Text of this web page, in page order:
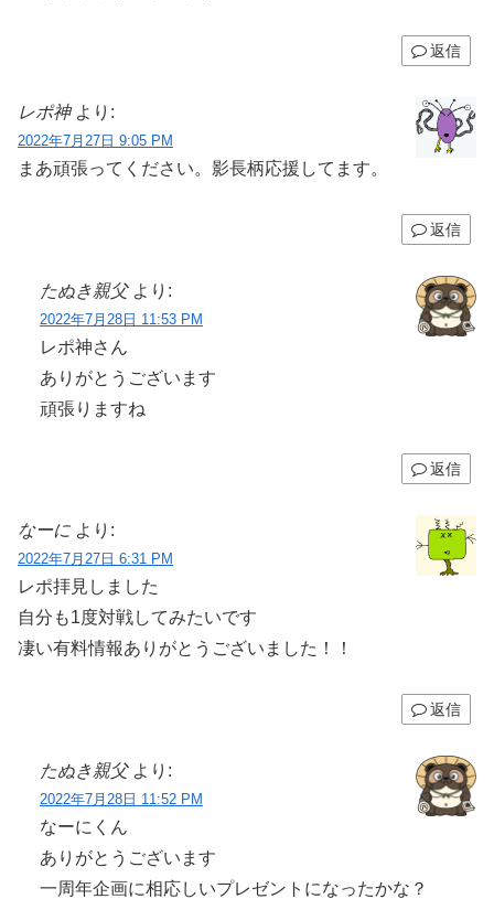
返信
レポ神 より:
2022年7月27日 9:05 PM
まあ頑張ってください。影長柄応援してます。
返信
たぬき親父 より:
2022年7月28日 11:53 PM
レポ神さん
ありがとうございます
頑張りますね
返信
なーに より:
2022年7月27日 6:31 PM
レポ拝見しました
自分も1度対戦してみたいです
凄い有料情報ありがとうございました！！
返信
たぬき親父 より:
2022年7月28日 11:52 PM
なーにくん
ありがとうございます
一周年企画に相応しいプレゼントになったかな？